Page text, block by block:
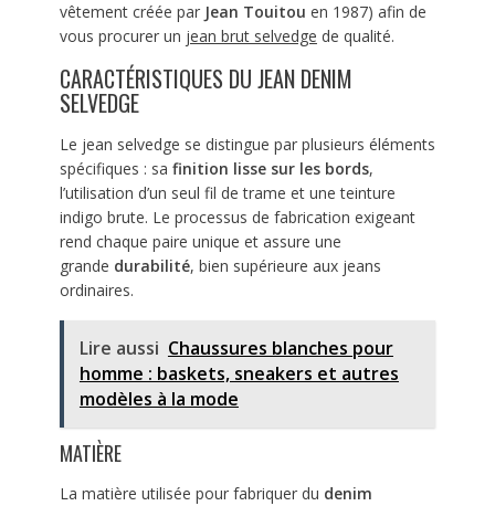
vêtement créée par Jean Touitou en 1987) afin de
vous procurer un jean brut selvedge de qualité.
CARACTÉRISTIQUES DU JEAN DENIM
SELVEDGE
Le jean selvedge se distingue par plusieurs éléments
spécifiques : sa finition lisse sur les bords,
l’utilisation d’un seul fil de trame et une teinture
indigo brute. Le processus de fabrication exigeant
rend chaque paire unique et assure une
grande durabilité, bien supérieure aux jeans
ordinaires.
Lire aussi Chaussures blanches pour
homme : baskets, sneakers et autres
modèles à la mode
MATIÈRE
La matière utilisée pour fabriquer du denim